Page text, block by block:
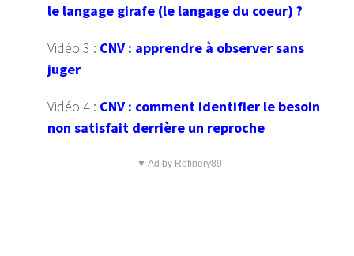
le langage girafe (le langage du coeur) ?
Vidéo 3 : CNV : apprendre à observer sans
juger
Vidéo 4 : CNV : comment identifier le besoin
non satisfait derrière un reproche
▼ Ad by Refinery89